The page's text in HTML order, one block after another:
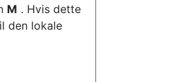
M . Hvis dette
den lokale